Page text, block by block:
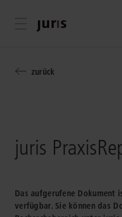
Menü öffnen
zurück
juris
Das aufgerufene Dokument
verfügbar. Sie können das